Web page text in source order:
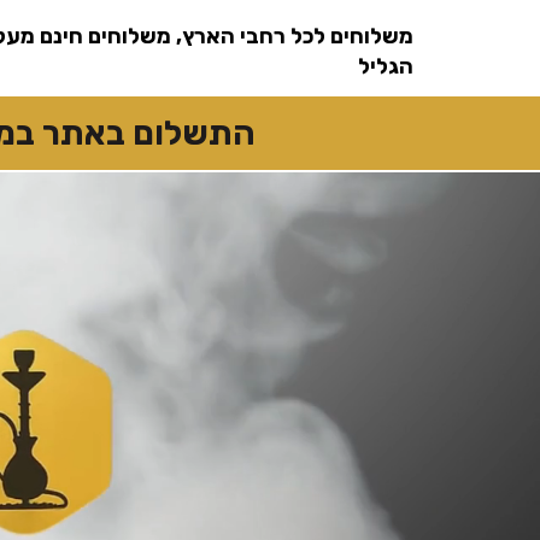
בִּקְלִיק
משלוחים לכל רחבי הארץ, משלוחים חינם
הגליל
התשלום באתר